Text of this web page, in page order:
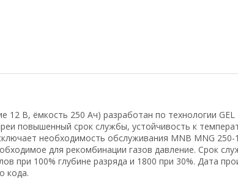
12 В, ёмкость 250 Ач) разработан по технологии
повышенный срок службы, устойчивость к
необходимость обслуживания MNB MNG
для рекомбинации газов давление. Срок
при 100% глубине разряда и 1800 при 30%. Дата
кода.